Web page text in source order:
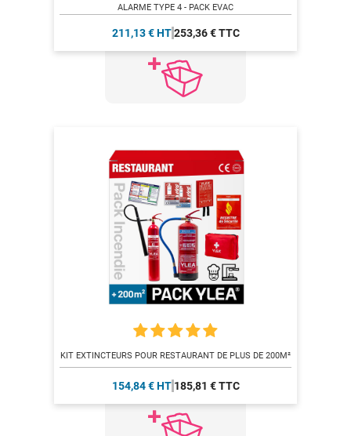
ALARME TYPE 4 - PACK EVAC
211,13 € HT 253,36 € TTC
KIT EXTINCTEURS POUR RESTAURANT DE PLUS DE 200M²
154,84 € HT 185,81 € TTC